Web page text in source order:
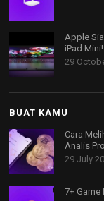
Apple
iPad Mini!
29
BUAT KAMU
Cara
Analis
29 July
7+